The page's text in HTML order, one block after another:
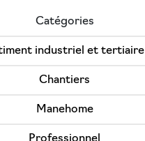
Catégories
industriel et tertiaire
Chantiers
Manehome